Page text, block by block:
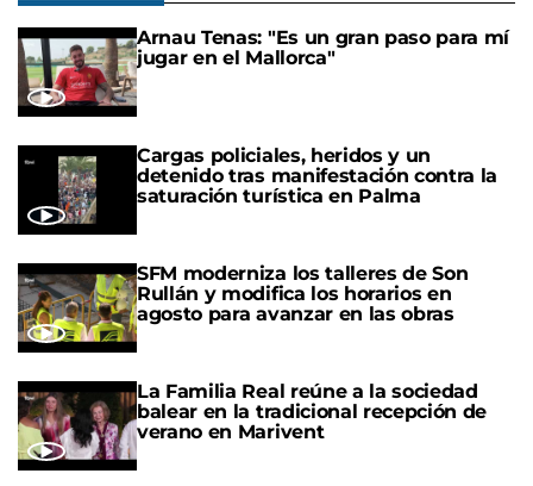
Arnau Tenas: "Es un gran paso para mí
jugar en el Mallorca"
Cargas policiales, heridos y un
detenido tras manifestación contra la
saturación turística en Palma
SFM moderniza los talleres de Son
Rullán y modifica los horarios en
agosto para avanzar en las obras
La Familia Real reúne a la sociedad
balear en la tradicional recepción de
verano en Marivent